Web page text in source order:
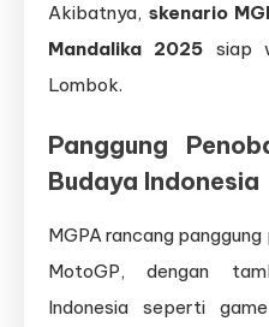
Akibatnya, skenario
Mandalika 2025 siap
Lombok.
Panggung
Budaya Indonesia
MGPA rancang
MotoGP, dengan
Indonesia seperti